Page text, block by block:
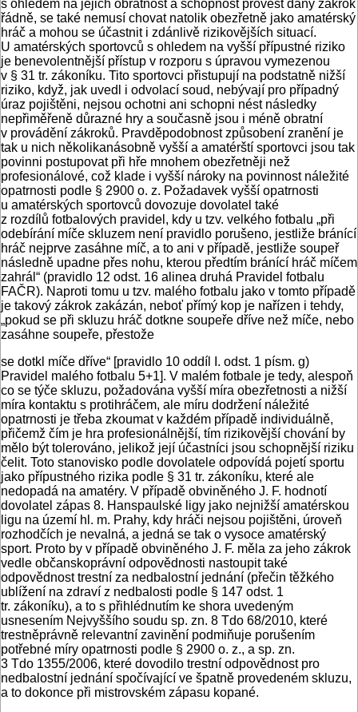
s ohledem na jejich obratnost a schopnost provést daný zákrok
řádně, se také nemusí chovat natolik obezřetně jako amatérský
hráč a mohou se účastnit i zdánlivě rizikovějších situací.
U amatérských sportovců s ohledem na vyšší přípustné riziko
je benevolentnější přístup v rozporu s úpravou vymezenou
v § 31 tr. zákoníku. Tito sportovci přistupují na podstatně nižší
riziko, když, jak uvedl i odvolací soud, nebývají pro případný
úraz pojištěni, nejsou ochotni ani schopni nést následky
nepřiměřeně důrazné hry a současně jsou i méně obratní
v provádění zákroků. Pravděpodobnost způsobení zranění je
tak u nich několikanásobně vyšší a amatérští sportovci jsou tak
povinni postupovat při hře mnohem obezřetněji než
profesionálové, což klade i vyšší nároky na povinnost náležité
opatrnosti podle § 2900 o. z. Požadavek vyšší opatrnosti
u amatérských sportovců dovozuje dovolatel také
z rozdílů fotbalových pravidel, kdy u tzv. velkého fotbalu „při
odebírání míče skluzem není pravidlo porušeno, jestliže bránící
hráč nejprve zasáhne míč, a to ani v případě, jestliže soupeř
následně upadne přes nohu, kterou předtím bránící hráč míčem
zahrál“ (pravidlo 12 odst. 16 alinea druhá Pravidel fotbalu
FAČR). Naproti tomu u tzv. malého fotbalu jako v tomto případě
je takový zákrok zakázán, neboť přímý kop je nařízen i tehdy,
„pokud se při skluzu hráč dotkne soupeře dříve než míče, nebo
zasáhne soupeře, přestože
se dotkl míče dříve“ [pravidlo 10 oddíl I. odst. 1 písm. g)
Pravidel malého fotbalu 5+1]. V malém fotbale je tedy, alespoň
co se týče skluzu, požadována vyšší míra obezřetnosti a nižší
míra kontaktu s protihráčem, ale míru dodržení náležité
opatrnosti je třeba zkoumat v každém případě individuálně,
přičemž čím je hra profesionálnější, tím rizikovější chování by
mělo být tolerováno, jelikož její účastníci jsou schopnější riziku
čelit. Toto stanovisko podle dovolatele odpovídá pojetí sportu
jako přípustného rizika podle § 31 tr. zákoníku, které ale
nedopadá na amatéry. V případě obviněného J. F. hodnotí
dovolatel zápas 8. Hanspaulské ligy jako nejnižší amatérskou
ligu na území hl. m. Prahy, kdy hráči nejsou pojištěni, úroveň
rozhodčích je nevalná, a jedná se tak o vysoce amatérský
sport. Proto by v případě obviněného J. F. měla za jeho zákrok
vedle občanskoprávní odpovědnosti nastoupit také
odpovědnost trestní za nedbalostní jednání (přečin těžkého
ublížení na zdraví z nedbalosti podle § 147 odst. 1
tr. zákoníku), a to s přihlédnutím ke shora uvedeným
usnesením Nejvyššího soudu sp. zn. 8 Tdo 68/2010, které
trestněprávně relevantní zavinění podmiňuje porušením
potřebné míry opatrnosti podle § 2900 o. z., a sp. zn.
3 Tdo 1355/2006, které dovodilo trestní odpovědnost pro
nedbalostní jednání spočívající ve špatně provedeném skluzu,
a to dokonce při mistrovském zápasu kopané.